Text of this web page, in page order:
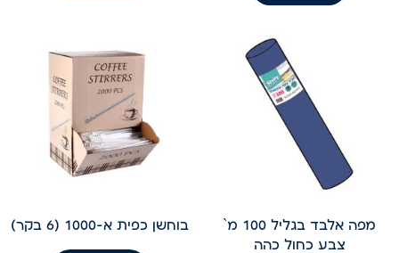
מפה אלבד בגליל 100 מ`
צבע כחול כהה
בוחשן כפית א-1000 (6 בקר)